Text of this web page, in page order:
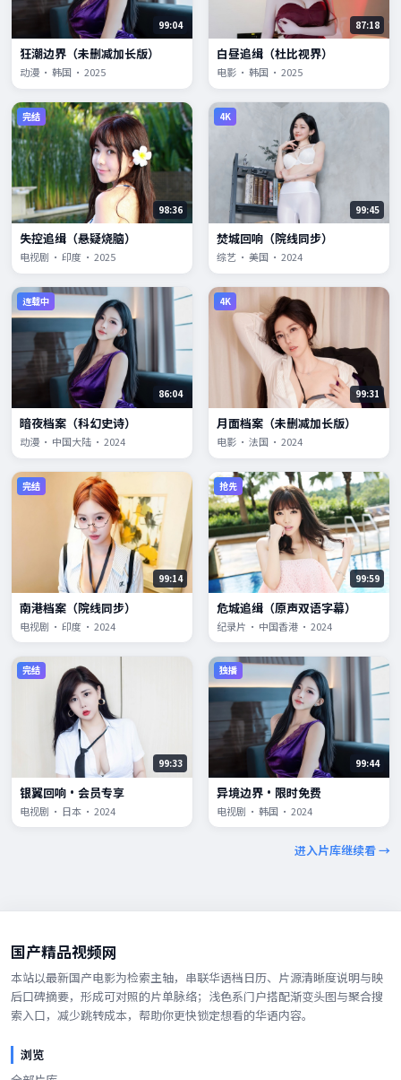
99:04
狂潮边界（未删减加长版）
动漫 · 韩国 · 2025
87:18
白昼追缉（杜比视界）
电影 · 韩国 · 2025
完结
98:36
失控追缉（悬疑烧脑）
电视剧 · 印度 · 2025
4K
99:45
焚城回响（院线同步）
综艺 · 美国 · 2024
连载中
86:04
暗夜档案（科幻史诗）
动漫 · 中国大陆 · 2024
4K
99:31
月面档案（未删减加长版）
电影 · 法国 · 2024
完结
99:14
南港档案（院线同步）
电视剧 · 印度 · 2024
抢先
99:59
危城追缉（原声双语字幕）
纪录片 · 中国香港 · 2024
完结
99:33
银翼回响·会员专享
电视剧 · 日本 · 2024
独播
99:44
异境边界·限时免费
电视剧 · 韩国 · 2024
进入片库继续看 →
国产精品视频网
本站以最新国产电影为检索主轴，串联华语档日历、片源清晰度说明与映
后口碑摘要，形成可对照的片单脉络；浅色系门户搭配渐变头图与聚合搜
索入口，减少跳转成本，帮助你更快锁定想看的华语内容。
浏览